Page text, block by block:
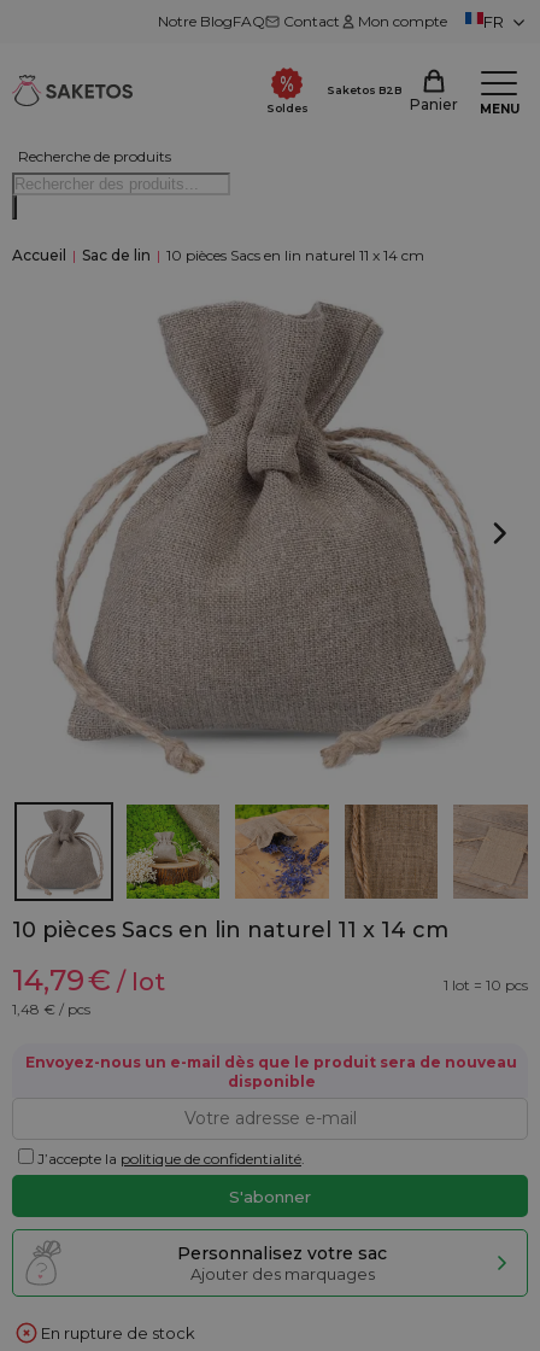
Notre BlogFAQ Contact Mon compte FR
Recherche de produits
Soldes
Saketos B2B
Panier MENU
Accueil | Sac de lin | 10 pièces Sacs en lin naturel 11 x 14 cm
10 pièces Sacs en lin naturel 11 x 14 cm
14,79€ / lot
1 lot = 10 pcs
1,48 € / pcs
Envoyez-nous un e-mail dès que le produit sera de nouveau
disponible
J’accepte la politique de confidentialité.
Personnalisez votre sac
Ajouter des marquages
En rupture de stock